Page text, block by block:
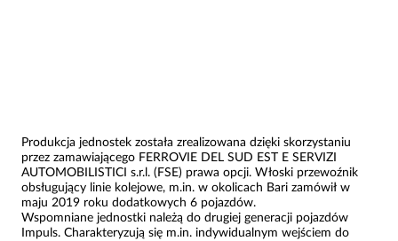
Produkcja jednostek została zrealizowana dzięki skorzystaniu
przez zamawiającego FERROVIE DEL SUD EST E SERVIZI
AUTOMOBILISTICI s.r.l. (FSE) prawa opcji. Włoski przewoźnik
obsługujący linie kolejowe, m.in. w okolicach Bari zamówił w
maju 2019 roku dodatkowych 6 pojazdów.
Wspomniane jednostki należą do drugiej generacji pojazdów
Impuls. Charakteryzują się m.in. indywidualnym wejściem do